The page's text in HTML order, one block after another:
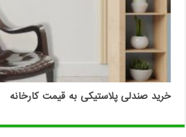
خرید صندلی پلاستیکی به قیمت کارخانه